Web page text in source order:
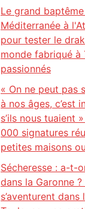
Le grand
Méditerranée à
pour tester le
monde fabriqué à
passionnés
« On ne peut pas
à nos âges, c’est
s’ils nous tuaient
000 signatures
petites maisons
Sécheresse : a-t-
dans la Garonne
s’aventurent